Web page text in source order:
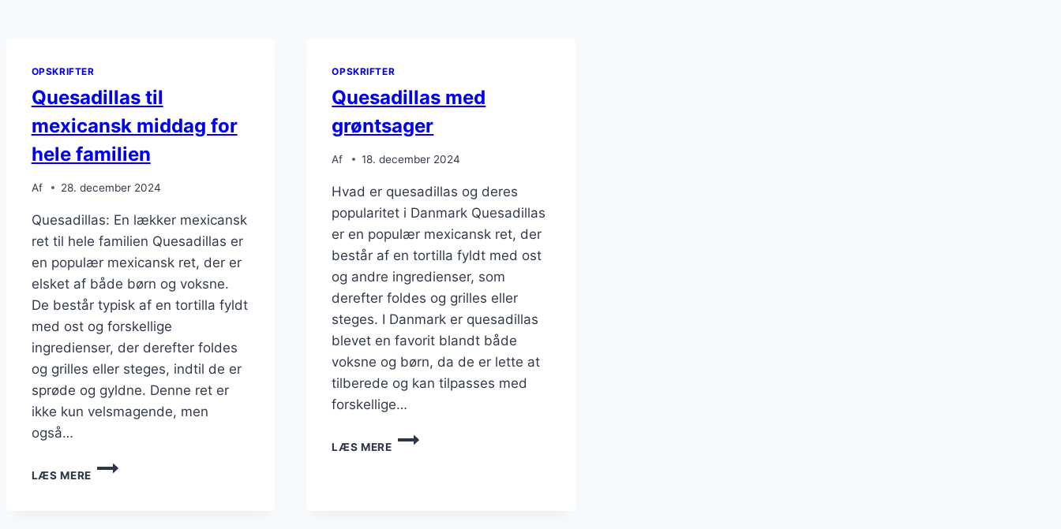
OPSKRIFTER
Quesadillas til
mexicansk middag for
hele familien
Af 28. december 2024
Quesadillas: En lækker mexicansk
ret til hele familien Quesadillas er
en populær mexicansk ret, der er
elsket af både børn og voksne.
De består typisk af en tortilla fyldt
med ost og forskellige
ingredienser, der derefter foldes
og grilles eller steges, indtil de er
sprøde og gyldne. Denne ret er
ikke kun velsmagende, men
også…
LÆS MERE
QUESADILLAS
OPSKRIFTER
Quesadillas med
grøntsager
Af 18. december 2024
Hvad er quesadillas og deres
popularitet i Danmark Quesadillas
er en populær mexicansk ret, der
består af en tortilla fyldt med ost
og andre ingredienser, som
derefter foldes og grilles eller
steges. I Danmark er quesadillas
blevet en favorit blandt både
voksne og børn, da de er lette at
tilberede og kan tilpasses med
forskellige…
LÆS MERE
QUESADILLAS
MED